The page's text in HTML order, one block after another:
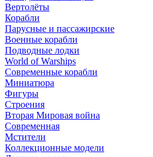
Вертолёты
Корабли
Парусные и пассажирские
Военные корабли
Подводные лодки
World of Warships
Современные корабли
Миниатюра
Фигуры
Строения
Вторая Мировая война
Современная
Мстители
Коллекционные модели